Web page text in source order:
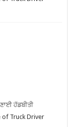
ਹੱਡਬੀਤੀ
of Truck Driver